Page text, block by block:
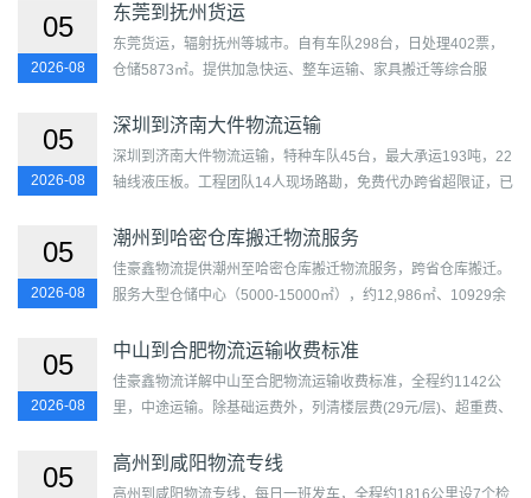
区、龙...
05
2026-08
东莞到抚州货运
东莞货运，辐射抚州等城市。自有车队298台，日处理402票，
仓储5873㎡。提供加急快运、整车运输、家具搬迁等综合服
长安...
05
2026-08
深圳到济南大件物流运输
深圳到济南大件物流运输，特种车队45台，最大承运193吨，22
轴线液压板。工程团队14人现场路勘，免费代办跨省超限证，已
宝安...
05
2026-08
潮州到哈密仓库搬迁物流服务
佳豪鑫物流提供潮州至哈密仓库搬迁物流服务，跨省仓库搬迁。
服务大型仓储中心（5000-15000㎡），约12,986㎡、10929余
压车、...
05
2026-08
中山到合肥物流运输收费标准
佳豪鑫物流详解中山至合肥物流运输收费标准，全程约1142公
里，中途运输。除基础运费外，列清楼层费(29元/层)、超重费、
05 高州到咸阳物流专线